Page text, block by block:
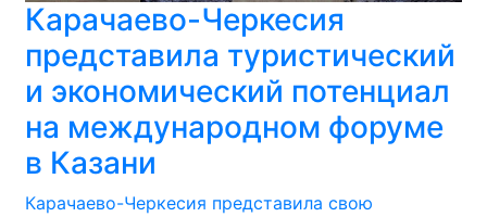
Карачаево-Черкесия
представила туристический
и экономический потенциал
на международном форуме
в Казани
Карачаево-Черкесия представила свою